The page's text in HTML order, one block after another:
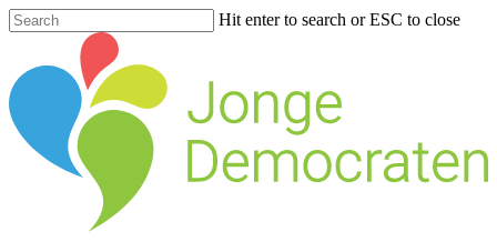
Hit enter to search or ESC to close